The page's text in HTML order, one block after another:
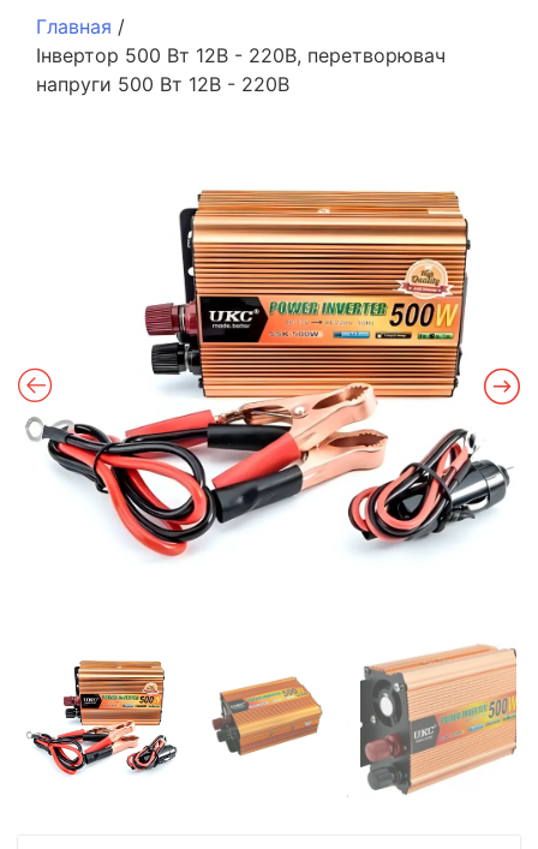
Главная /
Інвертор 500 Вт 12В - 220В, перетворювач
напруги 500 Вт 12В - 220В